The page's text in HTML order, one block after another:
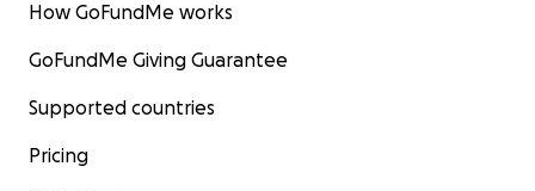
How GoFundMe works
GoFundMe Giving Guarantee
Supported countries
Pricing